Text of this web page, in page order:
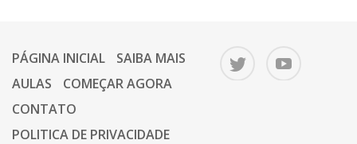
PÁGINA INICIAL
SAIBA MAIS
AULAS
COMEÇAR AGORA
CONTATO
POLITICA DE PRIVACIDADE